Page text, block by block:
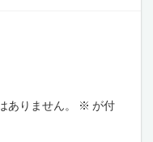
ありません。 ※ が付